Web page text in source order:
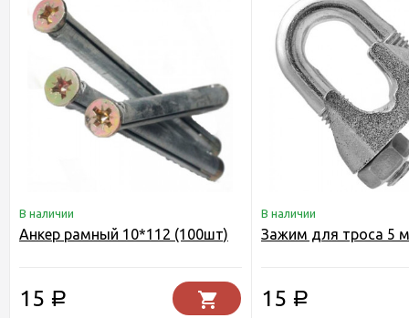
В наличии
Анкер рамный 10*112 (100шт)
15 Р
В наличии
Зажим для троса 5
15 Р